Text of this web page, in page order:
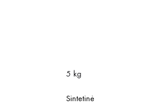
5 kg
Sintetinė